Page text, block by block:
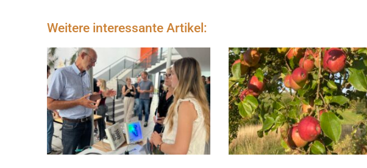
Weitere interessante Artikel: